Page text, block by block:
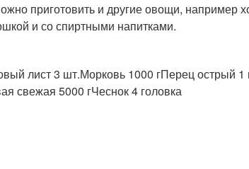
приготовить и другие овощи, например
и со спиртными напитками.
лист 3 шт.Морковь 1000 гПерец острый
свежая 5000 гЧеснок 4 головка